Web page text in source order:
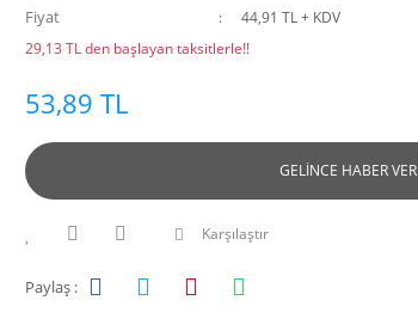
Fiyat
44,91 TL + KDV
29,13 TL den başlayan taksitlerle!!
53,89 TL
GELİNCE HABER VER
Karşılaştır
Paylaş :